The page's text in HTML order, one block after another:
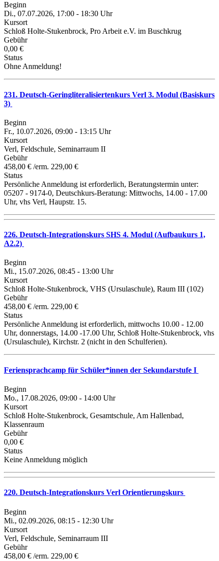
Beginn
Di., 07.07.2026, 17:00 - 18:30 Uhr
Kursort
Schloß Holte-Stukenbrock, Pro Arbeit e.V. im Buschkrug
Gebühr
0,00 €
Status
Ohne Anmeldung!
231. Deutsch-Geringliteralisiertenkurs Verl 3. Modul (Basiskurs
3)
Beginn
Fr., 10.07.2026, 09:00 - 13:15 Uhr
Kursort
Verl, Feldschule, Seminarraum II
Gebühr
458,00 € /erm. 229,00 €
Status
Persönliche Anmeldung ist erforderlich, Beratungstermin unter:
05207 - 9174-0, Deutschkurs-Beratung: Mittwochs, 14.00 - 17.00
Uhr, vhs Verl, Haupstr. 15.
226. Deutsch-Integrationskurs SHS 4. Modul (Aufbaukurs 1,
A2.2)
Beginn
Mi., 15.07.2026, 08:45 - 13:00 Uhr
Kursort
Schloß Holte-Stukenbrock, VHS (Ursulaschule), Raum III (102)
Gebühr
458,00 € /erm. 229,00 €
Status
Persönliche Anmeldung ist erforderlich, mittwochs 10.00 - 12.00
Uhr, donnerstags, 14.00 -17.00 Uhr, Schloß Holte-Stukenbrock, vhs
(Ursulaschule), Kirchstr. 2 (nicht in den Schulferien).
Feriensprachcamp für Schüler*innen der Sekundarstufe I
Beginn
Mo., 17.08.2026, 09:00 - 14:00 Uhr
Kursort
Schloß Holte-Stukenbrock, Gesamtschule, Am Hallenbad,
Klassenraum
Gebühr
0,00 €
Status
Keine Anmeldung möglich
220. Deutsch-Integrationskurs Verl Orientierungskurs
Beginn
Mi., 02.09.2026, 08:15 - 12:30 Uhr
Kursort
Verl, Feldschule, Seminarraum III
Gebühr
458,00 € /erm. 229,00 €